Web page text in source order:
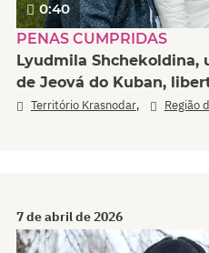
0:40
PENAS CUMPRIDAS
Lyudmila Shchekoldina,
de Jeová do Kuban,
Território Krasnodar, Região
7 de abril de 2026